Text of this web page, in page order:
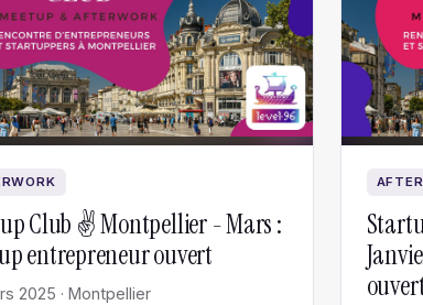
Club ✌️ Montpellier - Mars :
entrepreneur ouvert
2025 · Montpellier